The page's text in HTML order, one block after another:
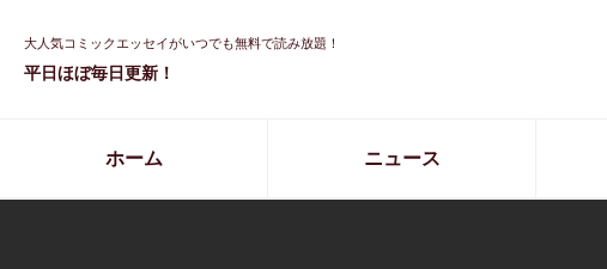
大人気コミックエッセイがいつでも無料で読み放題！
平日ほぼ毎日更新！
ホーム ニュース